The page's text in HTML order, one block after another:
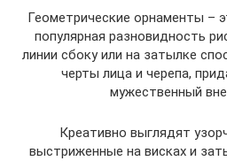
Геометрические орнаменты –
популярная разновидность
линии сбоку или на затылке
черты лица и черепа,
мужественный
Креативно выглядят
выстриженные на висках и